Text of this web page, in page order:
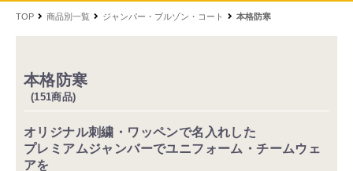
TOP 商品別一覧 ジャンパー・ブルゾン・コート 本格防寒
本格防寒
(151商品)
オリジナル刺繍・ワッペンで名入れした
プレミアムジャンバーでユニフォーム・チームウェ
アを